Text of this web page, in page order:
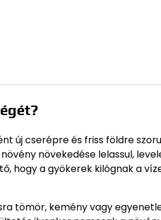
új cserépre és friss földre
növekedése lelassul,
hogy a gyökerek kilógnak a
tömör, kemény vagy